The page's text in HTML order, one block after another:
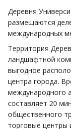
Деревня
размещаются
международных
Территория
ландшафтной
выгодное
центра города.
международного
составляет 20
общественного
торговые центры